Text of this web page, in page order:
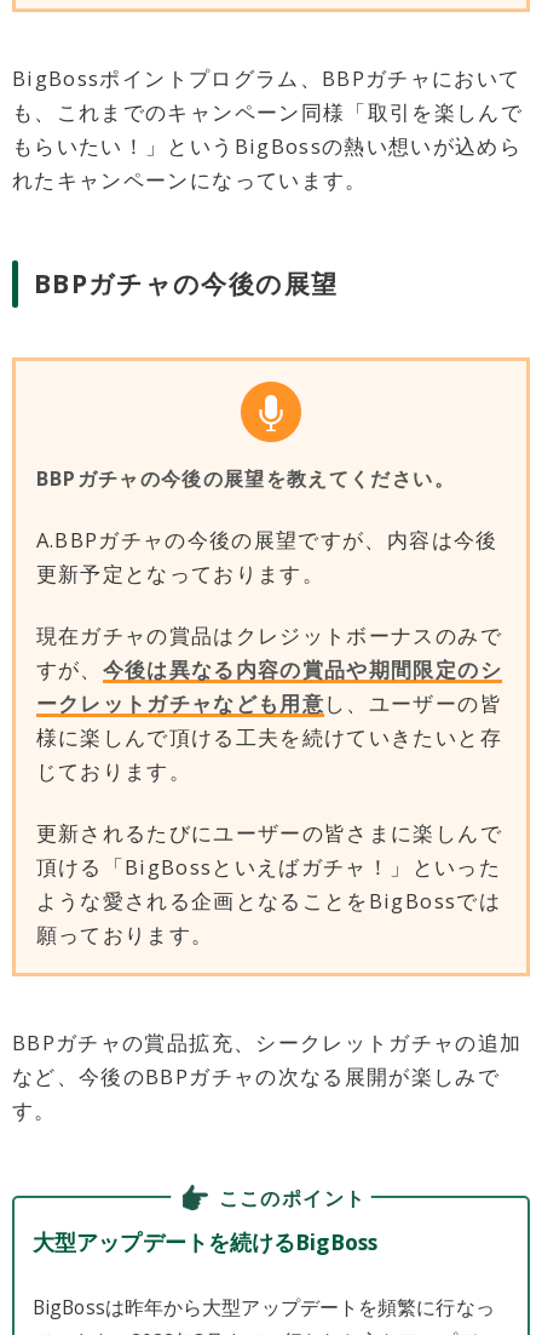
BigBossポイントプログラム、BBPガチャにおいて
も、これまでのキャンペーン同様「取引を楽しんで
もらいたい！」というBigBossの熱い想いが込めら
れたキャンペーンになっています。
BBPガチャの今後の展望
BBPガチャの今後の展望を教えてください。
A.BBPガチャの今後の展望ですが、内容は今後
更新予定となっております。
現在ガチャの賞品はクレジットボーナスのみで
すが、 今後は異なる内容の賞品や期間限定のシ
ークレットガチャなども用意し、ユーザーの皆
様に楽しんで頂ける工夫を続けていきたいと存
じております。
更新されるたびにユーザーの皆さまに楽しんで
頂ける「BigBossといえばガチャ！」といった
ような愛される企画となることをBigBossでは
願っております。
BBPガチャの賞品拡充、シークレットガチャの追加
など、今後のBBPガチャの次なる展開が楽しみで
す。
ここのポイント
大型アップデートを続けるBigBoss
BigBossは昨年から大型アップデートを頻繁に行なっ